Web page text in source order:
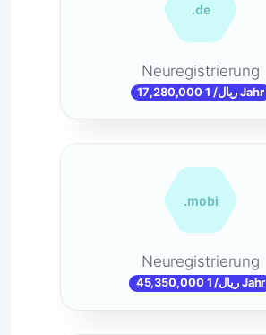
.de
Neuregistrierung
17,280,000 ریال/ 1 Jahr
.mobi
Neuregistrierung
45,350,000 ریال/ 1 Jahr